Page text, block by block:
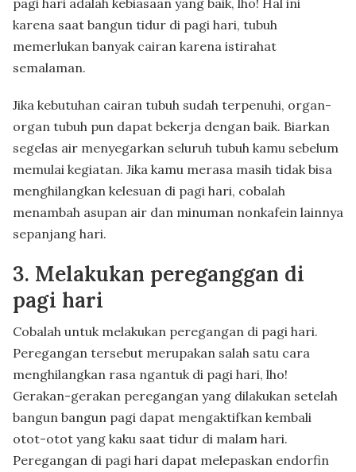
karena saat bangun tidur di pagi hari, tubuh
memerlukan banyak cairan karena istirahat
semalaman.
Jika kebutuhan cairan tubuh sudah terpenuhi, organ-
organ tubuh pun dapat bekerja dengan baik. Biarkan
segelas air menyegarkan seluruh tubuh kamu sebelum
memulai kegiatan. Jika kamu merasa masih tidak bisa
menghilangkan kelesuan di pagi hari, cobalah
menambah asupan air dan minuman nonkafein lainnya
sepanjang hari.
3. Melakukan pereganggan di
pagi hari
Cobalah untuk melakukan peregangan di pagi hari.
Peregangan tersebut merupakan salah satu cara
menghilangkan rasa ngantuk di pagi hari, lho!
Gerakan-gerakan peregangan yang dilakukan setelah
bangun bangun pagi dapat mengaktifkan kembali
otot-otot yang kaku saat tidur di malam hari.
Peregangan di pagi hari dapat melepaskan endorfin